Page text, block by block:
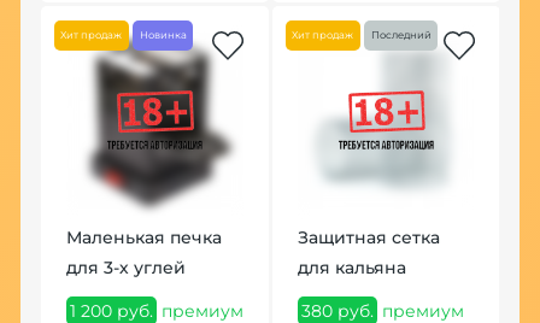
Хит продаж Новинка
Маленькая печка
для 3-х углей
1 200 руб. премиум
Хит продаж Последний
Защитная сетка
для кальяна
380 руб. премиум